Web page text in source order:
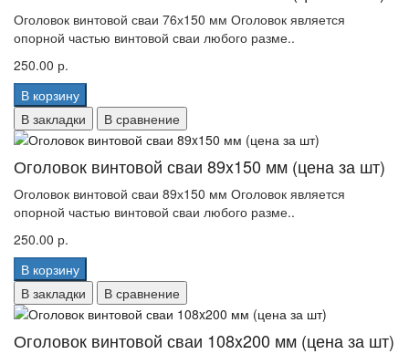
Оголовок винтовой сваи 76х150 мм Оголовок является
опорной частью винтовой сваи любого разме..
250.00 р.
В корзину
В закладки
В сравнение
Оголовок винтовой сваи 89x150 мм (цена за шт)
Оголовок винтовой сваи 89х150 мм Оголовок является
опорной частью винтовой сваи любого разме..
250.00 р.
В корзину
В закладки
В сравнение
Оголовок винтовой сваи 108x200 мм (цена за шт)